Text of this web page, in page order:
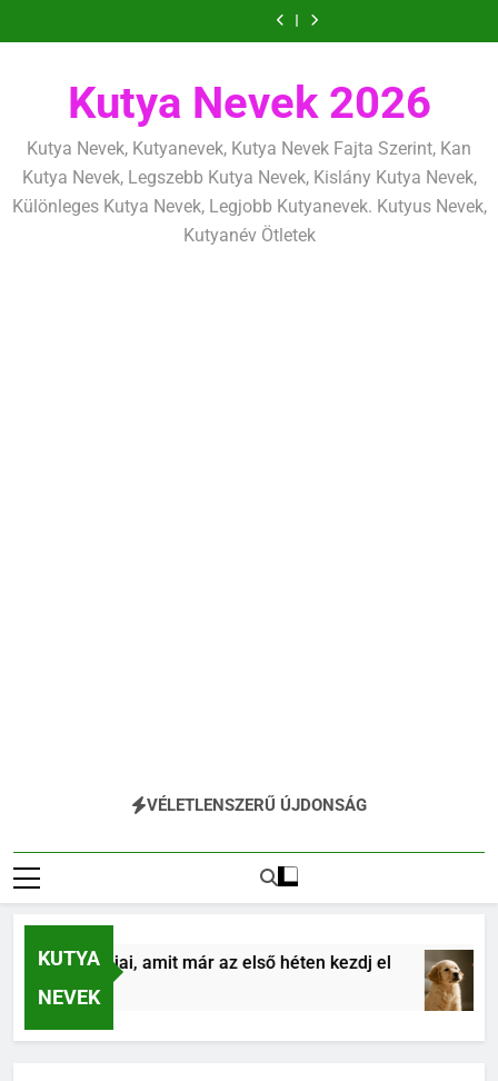
a
héten
kezdj
el
fizikailag
szeretettel,
amit
már
héten
kezdj
el
amik
egész
Kutya Nevek 2026
Kutya Nevek, Kutyanevek, Kutya Nevek Fajta Szerint, Kan
Kutya Nevek, Legszebb Kutya Nevek, Kislány Kutya Nevek,
Különleges Kutya Nevek, Legjobb Kutyanevek. Kutyus Nevek,
Kutyanév Ötletek
VÉLETLENSZERŰ ÚJDONSÁG
KUTYA
NEVEK
alapjai, amit már az első héten kezdj el